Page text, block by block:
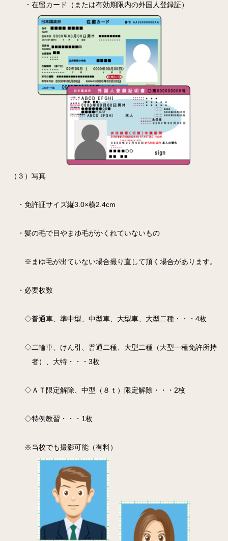
・在留カード（または有効期限内の外国人登録証）
（３）写真
・免許証サイズ縦3.0×横2.4cm
・髪の毛で目やまゆ毛がかくれていないもの
※まゆ毛が出ていない場合撮り直して頂く場合があります。
・必要枚数
◇普通車、準中型、中型車、大型車、大型二種・・・4枚
◇二輪車、けん引、普通二種、大型二種（大型一種免許所持
者）、大特・・・3枚
◇ＡＴ限定解除、中型（８ｔ）限定解除・・・2枚
◇特例教習・・・1枚
※当校でも撮影可能（有料）